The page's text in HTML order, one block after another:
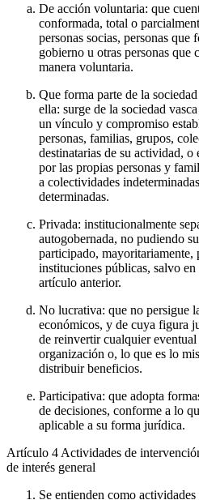
De acción voluntaria: que
conformada, total o
personas socias, personas que
gobierno u otras personas que
manera voluntaria.
Que forma parte de la
ella: surge de la sociedad
un vínculo y compromiso
personas, familias, grupos,
destinatarias de su actividad, o
por las propias personas y
a colectividades
determinadas.
Privada: institucionalmente
autogobernada, no pudiendo
participado, mayoritariamente,
instituciones públicas, salvo
artículo anterior.
No lucrativa: que no persigue
económicos, y de cuya figura
de reinvertir cualquier
organización o, lo que es lo
distribuir beneficios.
Participativa: que adopta
de decisiones, conforme a lo
aplicable a su forma jurídica.
Artículo 4 Actividades de
de interés general
Se entienden como